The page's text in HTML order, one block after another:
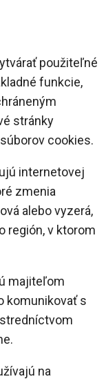
použiteľné
funkcie,
stránky
cookies.
internetovej
zmenia
alebo vyzerá,
región, v ktorom
majiteľom
komunikovať s
na